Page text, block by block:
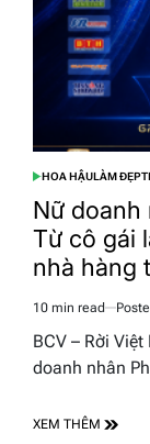
POSTED
IN
HOA HẬULÀM ĐẸP
Nữ doanh
Từ cô gái
nhà hàng
Estimated
read
10 min read
BCV – Rời
doanh nhân
XEM THÊM